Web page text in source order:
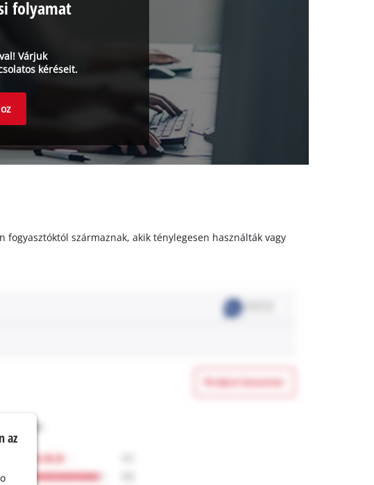
Várjuk
kéréseit.
folyamat
származnak, akik ténylegesen használták vagy
az